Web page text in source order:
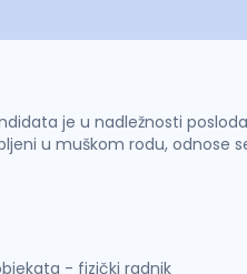
je u nadležnosti
u muškom rodu, odnose
- fizički radnik